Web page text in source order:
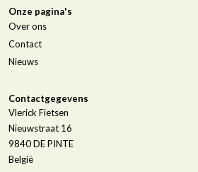
Onze pagina's
Over ons
Contact
Nieuws
Contactgegevens
Vlerick Fietsen
Nieuwstraat 16
9840DE PINTE
België